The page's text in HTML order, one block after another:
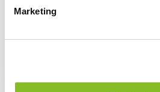
Marketing
Op voorraad